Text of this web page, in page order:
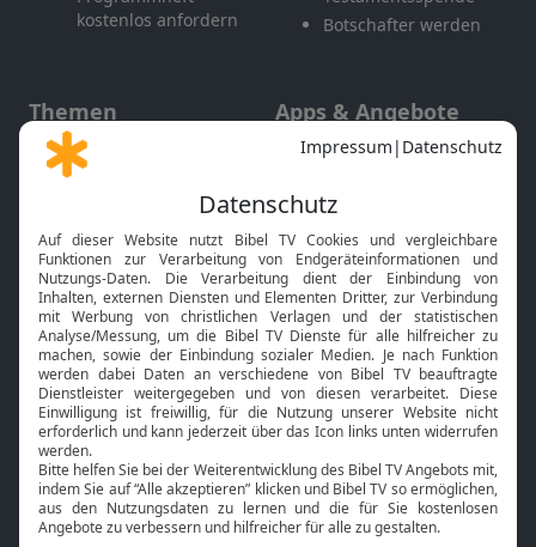
kostenlos anfordern
Botschafter werden
Themen
Gott und Bibel erklärt
Neuigkeiten
Apps & Angebote
Mobile App
Smart TV
HbbTV
Bibelthek Online-Bibel
Nächster Gottesdienst
Bibel TV
Über uns
Jobs
Service
Kontakt
TV-Empfang